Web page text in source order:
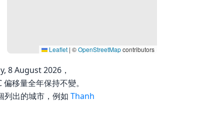
Leaflet | ©OpenStreetMapcontributors
8 August 2026，
移量全年保持不變。
列出的城市，例如 Thanh